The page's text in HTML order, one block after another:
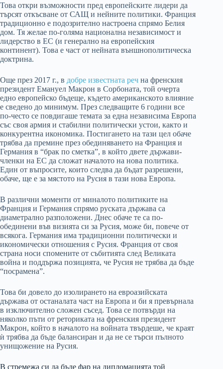
Това откри възможности пред европейските лидери да
търсят откъсване от САЩ и нейните политики. Франция
традиционно е подозрително настроена спрямо Белия
дом. Тя желае по-голяма национална независимост и
лидерство в ЕС (и генерално на европейския
континент). Това е част от нейната външнополитическа
доктрина.
Още през 2017 г., в добре известната реч на френския
президент Емануел Макрон в Сорбоната, той очерта
едно европейско бъдеще, където американското влияние
е сведено до минимум. През следващите 6 години все
по-често се повдигаше темата за една независима Европа
със своя армия и стабилни политически устои, както и
конкурентна икономика. Постигането на тази цел обаче
трябва да премине през обединяването на Франция и
Германия в “брак по сметка”, в който двете държави-
членки на ЕС да сложат началото на нова политика.
Един от въпросите, които следва да бъдат разрешени,
обаче, ще е за мястото на Русия в тази нова Европа.
В различни моменти от миналото политиките на
Франция и Германия спрямо руската държава са
диаметрално разположени. Днес обаче те са по-
обединени във визията си за Русия, може би, повече от
всякога. Германия има традиционни политически и
икономически отношения с Русия. Франция от своя
страна носи спомените от събитията след Великата
война и поддържа позицията, че Русия не трябва да бъде
“посрамена”.
Това би довело до изолирането на евроазийската
държава от останалата част на Европа и би я превърнала
в изключително сложен съсед. Това се потвърди на
няколко пъти от реториката на френския президент
Макрон, който в началото на войната твърдеше, че краят
ѝ трябва да бъде балансиран и да не се търси пълното
унищожение на Русия.
В стремежа си да бъде фар на дипломацията той